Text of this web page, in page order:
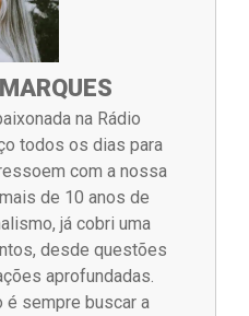
na Rádio
todos os dias para
com a nossa
de 10 anos de
já cobri uma
desde questões
aprofundadas.
sempre buscar a